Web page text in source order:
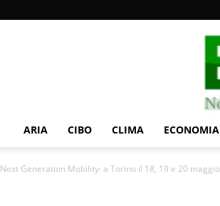
ARIA CIBO CLIMA
Next Generation Mobility: a Torino il 18, 19 e 20 maggio